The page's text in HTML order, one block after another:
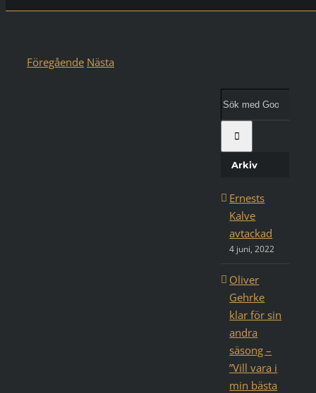
Föregående Nästa
Google:
Arkiv
Ernests
Kalve
avtackad
4 juni, 2022
Oliver
Gehrke
klar för sin
andra
säsong –
”Vill vara i
min bästa